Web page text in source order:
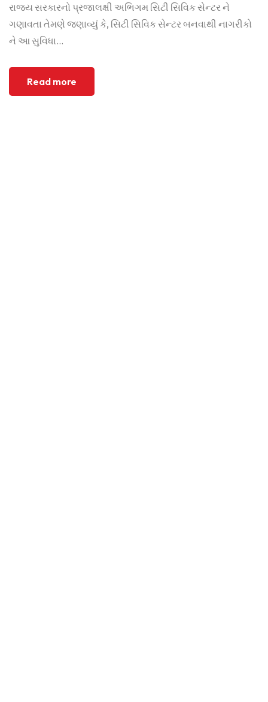
રાજ્ય સરકારનો પ્રજાલક્ષી અભિગમ સિટી સિવિક સેન્ટર ને
ગણાવતા તેમણે જણાવ્યું કે, સિટી સિવિક સેન્ટર બનવાથી નાગરીકો
ને આ સુવિધા...
Read more